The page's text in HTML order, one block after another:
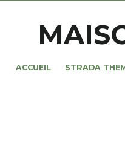
ACCUEIL STRADA